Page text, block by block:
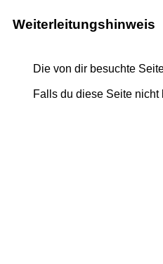
Weiterleitungshinweis
Die von dir besuchte
Falls du diese Seite nicht